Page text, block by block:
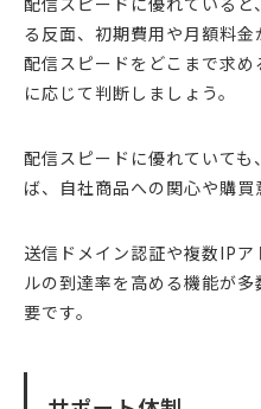
る反面、初期費用や月額料金
配信スピードをどこまで求
に応じて判断しましょう。
配信スピードに優れていて
ば、自社商品への関心や購買
送信ドメイン認証や複数IP
ルの到達率を高める機能が
要です。